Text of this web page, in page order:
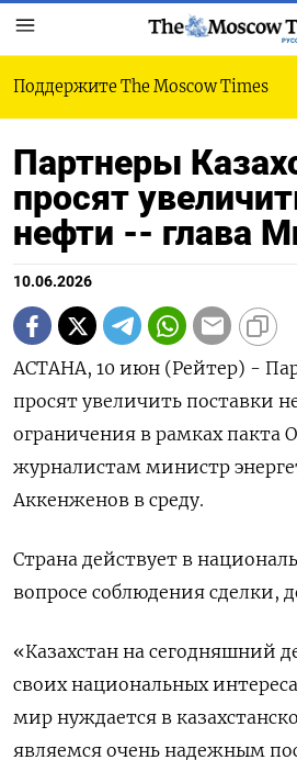
Поддержите The Moscow Times
Партнеры
просят
нефти -- глава
10.06.2026
АСТАНА, 10 июн (Рейтер) -
просят увеличить поставки
ограничения в рамках пакта
журналистам министр
Аккенженов в среду.
Страна действует в
вопросе соблюдения сделки,
«Казахстан ‌на сегодняшний
своих национальных
мир нуждается в
являемся очень надежным